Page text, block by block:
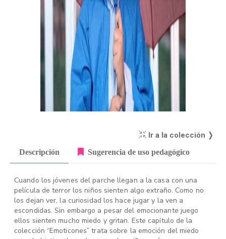
Ir a la colección ❭
Descripción Sugerencia de uso pedagógico
Cuando los jóvenes del parche llegan a la casa con una
película de terror los niños sienten algo extraño. Como no
los dejan ver, la curiosidad los hace jugar y la ven a
escondidas. Sin embargo a pesar del emocionante juego
ellos sienten mucho miedo y gritan. Este capítulo de la
colección “Emoticones” trata sobre la emoción del miedo